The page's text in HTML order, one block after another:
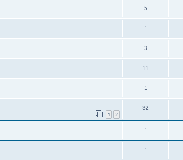
5
1
3
11
1
1 2
32
1
1